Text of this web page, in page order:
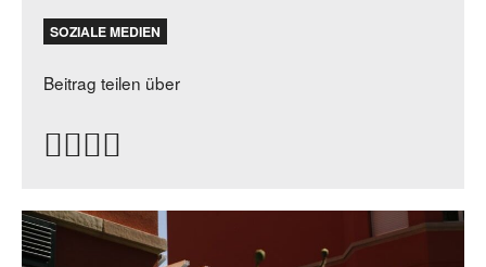
SOZIALE MEDIEN
Beitrag teilen über